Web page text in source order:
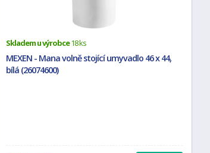
Skladem u výrobce18 ks
MEXEN - Mana volně stojící umyvadlo 46 x 44,
bílá (26074600)